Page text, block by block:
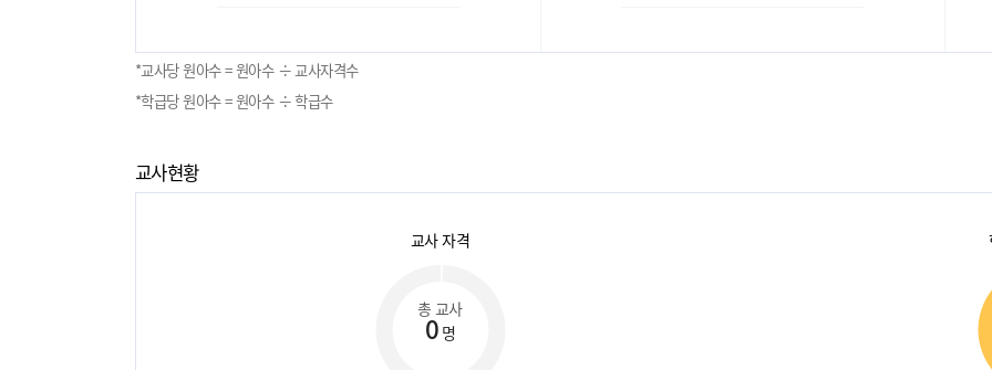
*교사당 원아수 = 원아수 ÷ 교사자격수
*학급당 원아수 = 원아수 ÷ 학급수
교사현황
교사 자격
총 교사
0 명